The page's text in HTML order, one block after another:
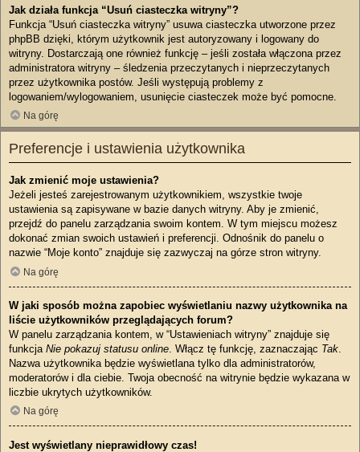
Jak działa funkcja “Usuń ciasteczka witryny”?
Funkcja “Usuń ciasteczka witryny” usuwa ciasteczka utworzone przez
phpBB dzięki, którym użytkownik jest autoryzowany i logowany do
witryny. Dostarczają one również funkcję – jeśli została włączona przez
administratora witryny – śledzenia przeczytanych i nieprzeczytanych
przez użytkownika postów. Jeśli występują problemy z
logowaniem/wylogowaniem, usunięcie ciasteczek może być pomocne.
Na górę
Preferencje i ustawienia użytkownika
Jak zmienić moje ustawienia?
Jeżeli jesteś zarejestrowanym użytkownikiem, wszystkie twoje
ustawienia są zapisywane w bazie danych witryny. Aby je zmienić,
przejdź do panelu zarządzania swoim kontem. W tym miejscu możesz
dokonać zmian swoich ustawień i preferencji. Odnośnik do panelu o
nazwie “Moje konto” znajduje się zazwyczaj na górze stron witryny.
Na górę
W jaki sposób można zapobiec wyświetlaniu nazwy użytkownika na
liście użytkowników przeglądających forum?
W panelu zarządzania kontem, w “Ustawieniach witryny” znajduje się
funkcja Nie pokazuj statusu online . Włącz tę funkcję, zaznaczając Tak
Nazwa użytkownika będzie wyświetlana tylko dla administratorów,
moderatorów i dla ciebie. Twoja obecność na witrynie będzie wykazana w
liczbie ukrytych użytkowników.
Na górę
Jest wyświetlany nieprawidłowy czas!